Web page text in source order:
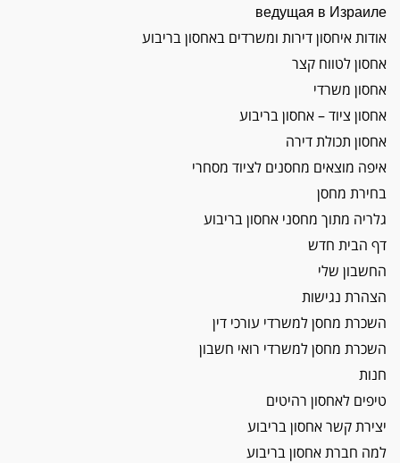
ведущая в Израиле
אודות איחסון דירות ומשרדים באחסון בריבוע
אחסון לטווח קצר
אחסון משרדי
אחסון ציוד – אחסון בריבוע
אחסון תכולת דירה
איפה מוצאים מחסנים לציוד מסחרי
בחירת מחסן
גלריה מתוך מחסני אחסון בריבוע
דף הבית חדש
החשבון שלי
הצהרת נגישות
השכרת מחסן למשרדי עורכי דין
השכרת מחסן למשרדי רואי חשבון
חנות
טיפים לאחסון רהיטים
יצירת קשר אחסון בריבוע
למה חברת אחסון בריבוע